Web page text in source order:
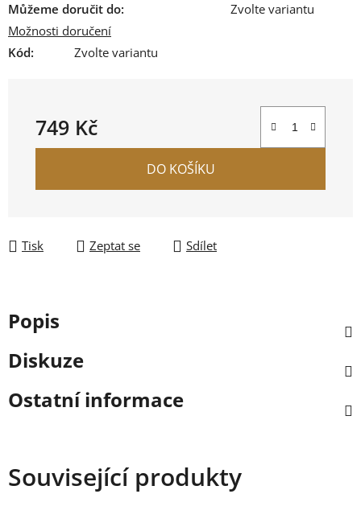
Můžeme doručit do:
Zvolte variantu
Možnosti doručení
Kód:
Zvolte variantu
749 Kč
Měrná cena:
DO KOŠÍKU
Tisk Zeptat se Sdílet
Popis
Diskuze
Ostatní informace
Související produkty